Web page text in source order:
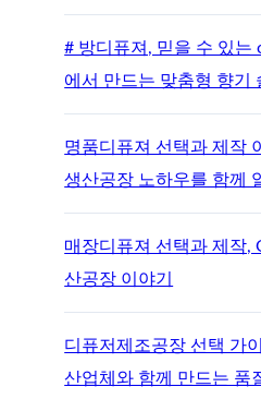
# 방디퓨져, 믿을 수 있는
에서 만드는 맞춤형 향기
명품디퓨져 선택과 제작
생산공장 노하우를 함께
매장디퓨져 선택과 제작,
산공장 이야기
디퓨저제조공장 선택 가
산업체와 함께 만드는 품